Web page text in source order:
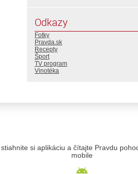
Odkazy
Fotky
Pravda.sk
Recepty
Šport
TV program
Vinotéka
stiahnite si aplikáciu a čítajte Pravdu
mobile